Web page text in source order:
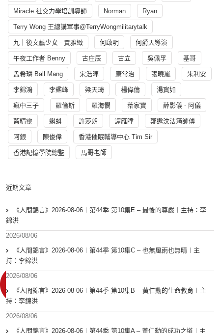
Miracle 社交力學培訓導師 Norman Ryan
Terry Wong 王總講軍事@TerryWongmilitarytalk
九十後文藝少女 - 賈雅緻 何啟明 何爵天導演
午夜工作者 Benny 古庄辰 古立 吳佩孚 基哥
孟希璘 Ball Mang 宋浩暉 康常治 張曉嵐 朱利安
李錦鴻 李鑑峰 梁天琦 楊偉倫 湯寳如
瘋中三子 羅倫斯 羅海憫 葉家寶 薛影儀 - 阿儀
藍精靈 蝌蚪 許莎朗 譚雁瞳 鄭遨汶法筠師傅
阿銀 陳俊偉 香港催眠輔導中心 Tim Sir
香港記憶學院總監 馬哥老師
近期文章
《人間錦言》2026-08-06︱第44季 第10集E – 最後的尊嚴︱主持：李
錦洪
2026/08/06
《人間錦言》2026-08-06︱第44季 第10集C – 也無風雨也無晴︱主
持：李錦洪
2026/08/06
《人間錦言》2026-08-06︱第44季 第10集B – 黃仁勳的生命教育︱主
持：李錦洪
2026/08/06
《人間錦言》2026-08-06︱第44季 第10集A – 黃仁勳的成功之道︱主